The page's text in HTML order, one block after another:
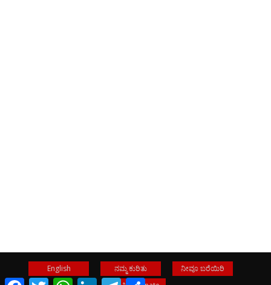
English ನಮ್ಮ ಕುರಿತು
ನೀವೂ ಬರೆಯಿರಿ
FacebookTwitter WhatsAppLinkedInTelegram
Share